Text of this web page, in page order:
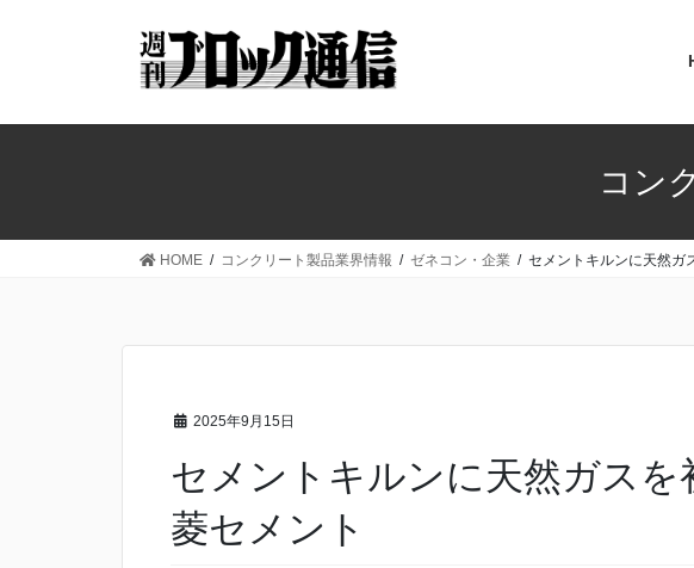
ツ
ッ
シ
移
コン
HOME コンクリート製品業界情報 ゼネコン・企業 セメントキルンに天然
2025年9月15日
セメントキルンに天然ガス
菱セメント